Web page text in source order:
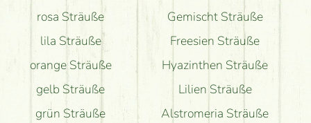
rosa Sträuße
lila Sträuße
orange Sträuße
gelb Sträuße
grün Sträuße
Gemischt Sträuße
Freesien Sträuße
Hyazinthen Sträuße
Lilien Sträuße
Alstromeria Sträuße